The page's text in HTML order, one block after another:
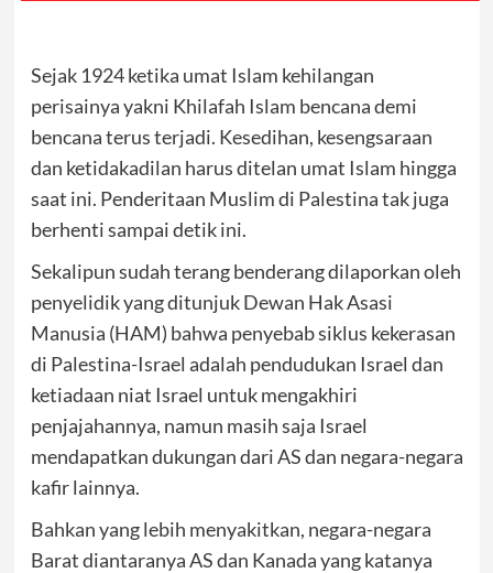
Sejak 1924 ketika umat Islam kehilangan
perisainya yakni Khilafah Islam bencana demi
bencana terus terjadi. Kesedihan, kesengsaraan
dan ketidakadilan harus ditelan umat Islam hingga
saat ini. Penderitaan Muslim di Palestina tak juga
berhenti sampai detik ini.
Sekalipun sudah terang benderang dilaporkan oleh
penyelidik yang ditunjuk Dewan Hak Asasi
Manusia (HAM) bahwa penyebab siklus kekerasan
di Palestina-Israel adalah pendudukan Israel dan
ketiadaan niat Israel untuk mengakhiri
penjajahannya, namun masih saja Israel
mendapatkan dukungan dari AS dan negara-negara
kafir lainnya.
Bahkan yang lebih menyakitkan, negara-negara
Barat diantaranya AS dan Kanada yang katanya